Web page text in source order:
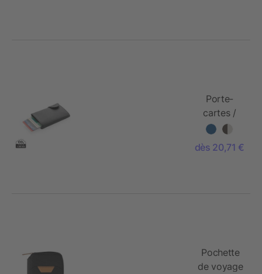
Porte-
cartes /
portefeuille
anti-RFID
C-Secure
dès 20,71 €
Pochette
de voyage